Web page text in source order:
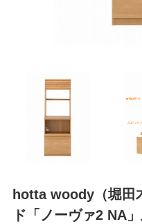
hotta woody（堀田
ド「ノーヴァ2 NA